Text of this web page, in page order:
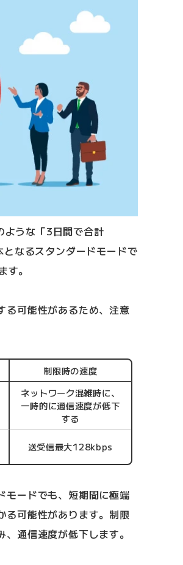
うな「3日間で合計
なるスタンダードモードで
す。
る可能性があるため、注意
制限時の速度
ネットワーク混雑時に、
一時的に通信速度が低下
する
送受信最大128kbps
モードでも、短期間に極端
る可能性があります。制限
通信速度が低下します。